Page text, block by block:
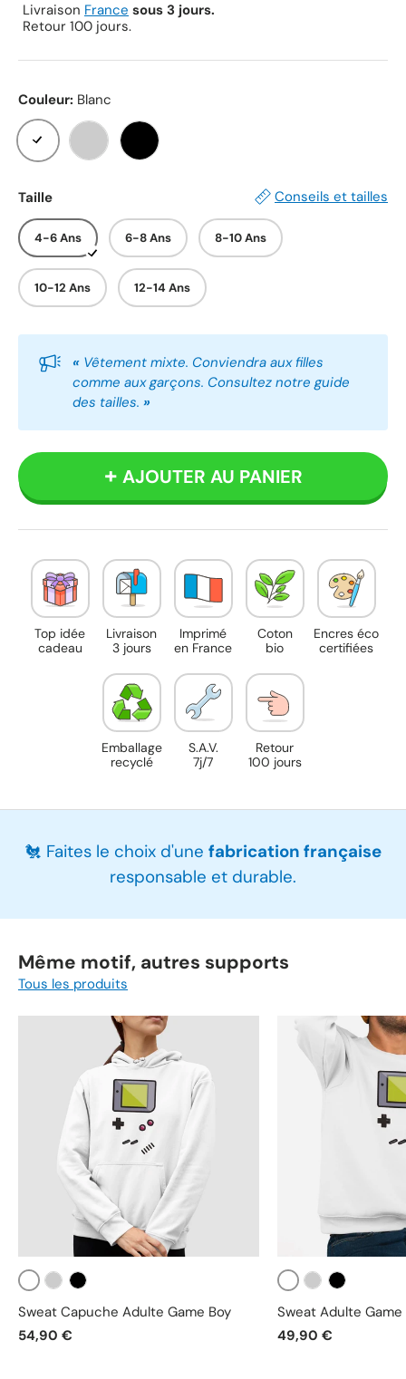
Livraison France sous 3 jours.
Retour 100 jours.
Taille Conseils et tailles
4-6 Ans 6-8 Ans 8-10 Ans
10-12 Ans 12-14 Ans
Couleur: Blanc
Blanc Gris Noir
« Vêtement mixte. Conviendra aux filles
comme aux garçons. Consultez notre guide
des tailles. »
AJOUTER AU PANIER
Top idée
cadeau
Livraison
3 jours
Imprimé
en France
Coton
bio
Encres éco
certifiées
Emballage
recyclé
S.A.V.
7j/7
Retour
100 jours
🐔 Faites le choix d'une fabrication française
responsable et durable.
Même motif, autres supports
Tous les produits
Blanc
Sweat Capuche Adulte Game Boy
54,90 €
Blanc
Sweat Adulte Game
49,90 €